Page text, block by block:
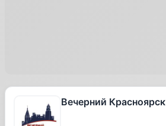
Вечерний Красноярск